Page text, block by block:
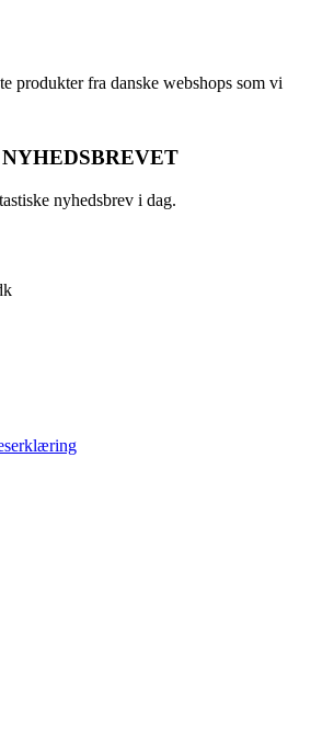
produkter fra danske webshops som vi
nyhedsbrev i dag.